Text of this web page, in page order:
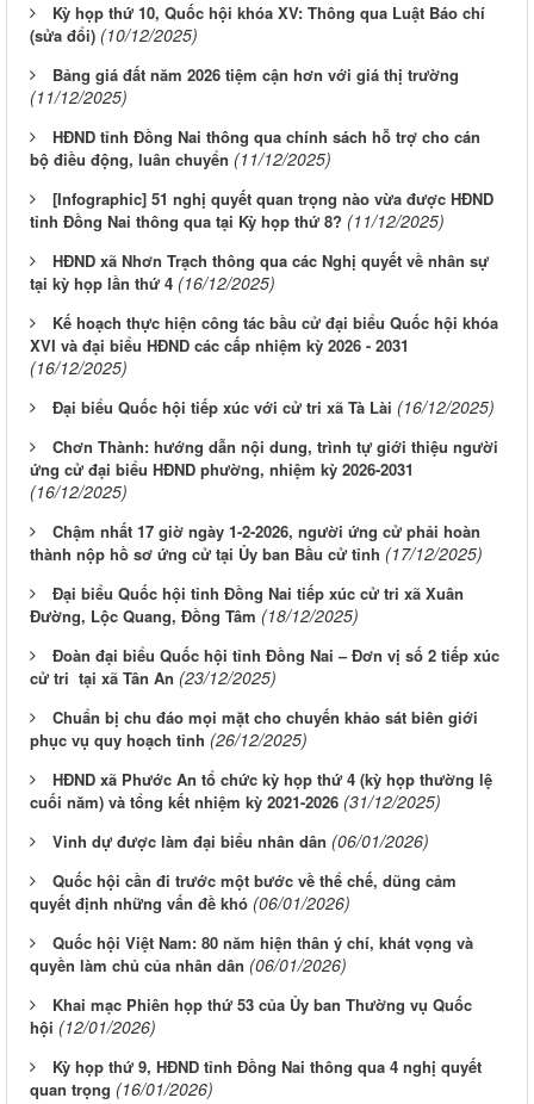
Kỳ họp thứ 10, Quốc hội khóa XV: Thông qua Luật Báo chí
(sửa đổi) (10/12/2025)
Bảng giá đất năm 2026 tiệm cận hơn với giá thị trường
(11/12/2025)
HĐND tỉnh Đồng Nai thông qua chính sách hỗ trợ cho cán
bộ điều động, luân chuyển (11/12/2025)
[Infographic] 51 nghị quyết quan trọng nào vừa được HĐND
tỉnh Đồng Nai thông qua tại Kỳ họp thứ 8? (11/12/2025)
HĐND xã Nhơn Trạch thông qua các Nghị quyết về nhân sự
tại kỳ họp lần thứ 4 (16/12/2025)
Kế hoạch thực hiện công tác bầu cử đại biểu Quốc hội khóa
XVI và đại biểu HĐND các cấp nhiệm kỳ 2026 - 2031
(16/12/2025)
Đại biểu Quốc hội tiếp xúc với cử tri xã Tà Lài (16/12/2025)
Chơn Thành: hướng dẫn nội dung, trình tự giới thiệu người
ứng cử đại biểu HĐND phường, nhiệm kỳ 2026-2031
(16/12/2025)
Chậm nhất 17 giờ ngày 1-2-2026, người ứng cử phải hoàn
thành nộp hồ sơ ứng cử tại Ủy ban Bầu cử tỉnh (17/12/2025)
Đại biểu Quốc hội tỉnh Đồng Nai tiếp xúc cử tri xã Xuân
Đường, Lộc Quang, Đồng Tâm (18/12/2025)
Đoàn đại biểu Quốc hội tỉnh Đồng Nai – Đơn vị số 2 tiếp xúc
cử tri tại xã Tân An (23/12/2025)
Chuẩn bị chu đáo mọi mặt cho chuyến khảo sát biên giới
phục vụ quy hoạch tỉnh (26/12/2025)
HĐND xã Phước An tổ chức kỳ họp thứ 4 (kỳ họp thường lệ
cuối năm) và tổng kết nhiệm kỳ 2021-2026 (31/12/2025)
Vinh dự được làm đại biểu nhân dân (06/01/2026)
Quốc hội cần đi trước một bước về thể chế, dũng cảm
quyết định những vấn đề khó (06/01/2026)
Quốc hội Việt Nam: 80 năm hiện thân ý chí, khát vọng và
quyền làm chủ của nhân dân (06/01/2026)
Khai mạc Phiên họp thứ 53 của Ủy ban Thường vụ Quốc
hội (12/01/2026)
Kỳ họp thứ 9, HĐND tỉnh Đồng Nai thông qua 4 nghị quyết
quan trọng (16/01/2026)